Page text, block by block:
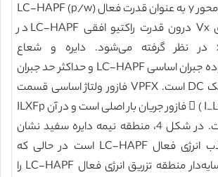
شکل 4 نشان داد. محور y به عنوان قدرت فعال LC-HAPF (p/w)
در هنگام قرارگیری Vx درون قدرت راکتیو افقی LC-HAPF در
محور (Q/VAR)x در نظر گرفته می‌‌شود. دایره و شعاع
نشان‌دهنده محدوده جبران اساسی LC-HAPF و حداکثر حد جبران
تحت ولتاژ ثابت لینک DC است. VPFX فازور ولتاژ اساسی قسمت
غیرفعال است. (I_LXF ) ⃗ فازور جریان بار اصلی است و در آن ILXFp
بار اصلی فعال است. در شکل 4، منطقه نیمه دایره سفید نشان
دهنده منطقه جذب انرژی فعال LC-HAPF است در حالی که
منطقه نیم دایره سایه‌دار منطقه تزریق انرژی فعال LC-HAPF را